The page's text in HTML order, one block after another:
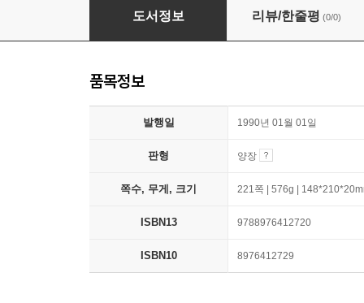
KOREAN ADMINISTRATIVE CULTURE
도서정보 리뷰/한줄평 (0/0)
품목정보
발행일 1990년 01월 01일
판형 양장
쪽수, 무게, 크기 221쪽 | 576g |
ISBN13 9788976412720
ISBN10 8976412729